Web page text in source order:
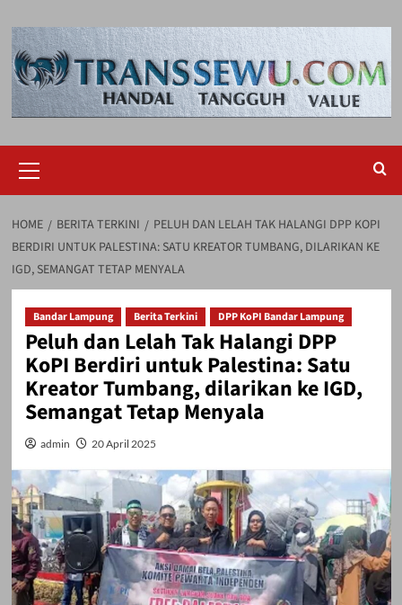
to
content
Menu
HOME BERITA TERKINI
PELUH DAN LELAH TAK HALANGI DPP KOPI
BERDIRI UNTUK PALESTINA: SATU KREATOR TUMBANG, DILARIKAN KE
IGD, SEMANGAT TETAP MENYALA
Bandar Lampung Berita Terkini DPP KoPI Bandar Lampung
Peluh dan Lelah Tak Halangi DPP
KoPI Berdiri untuk Palestina: Satu
Kreator Tumbang, dilarikan ke IGD,
Semangat Tetap Menyala
admin 20 April 2025